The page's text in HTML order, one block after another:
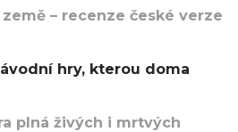
– recenze české verze
hry, kterou doma
plná živých i mrtvých